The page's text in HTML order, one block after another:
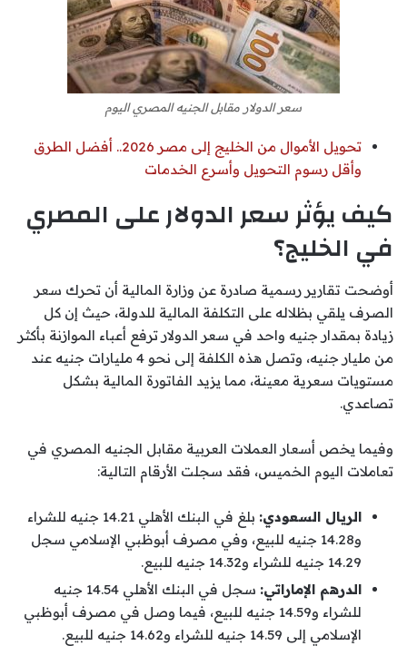
سعر الدولار مقابل الجنيه المصري اليوم
تحويل الأموال من الخليج إلى مصر 2026.. أفضل الطرق
وأقل رسوم التحويل وأسرع الخدمات
كيف يؤثر سعر الدولار على المصري
في الخليج؟
أوضحت تقارير رسمية صادرة عن وزارة المالية أن تحرك سعر
الصرف يلقي بظلاله على التكلفة المالية للدولة، حيث إن كل
زيادة بمقدار جنيه واحد في سعر الدولار ترفع أعباء الموازنة بأكثر
من مليار جنيه، وتصل هذه الكلفة إلى نحو 4 مليارات جنيه عند
مستويات سعرية معينة، مما يزيد الفاتورة المالية بشكل
تصاعدي.
وفيما يخص أسعار العملات العربية مقابل الجنيه المصري في
تعاملات اليوم الخميس، فقد سجلت الأرقام التالية:
الريال السعودي:
بلغ في البنك الأهلي 14.21 جنيه للشراء
و14.28 جنيه للبيع، وفي مصرف أبوظبي الإسلامي سجل
14.29 جنيه للشراء و14.32 جنيه للبيع.
الدرهم الإماراتي:
سجل في البنك الأهلي 14.54 جنيه
للشراء و14.59 جنيه للبيع، فيما وصل في مصرف أبوظبي
الإسلامي إلى 14.59 جنيه للشراء و14.62 جنيه للبيع.